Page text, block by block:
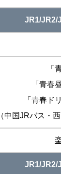
JR1/JR2/
「
「青春
「青春ド
（中国JRバス・
JR1/JR2/